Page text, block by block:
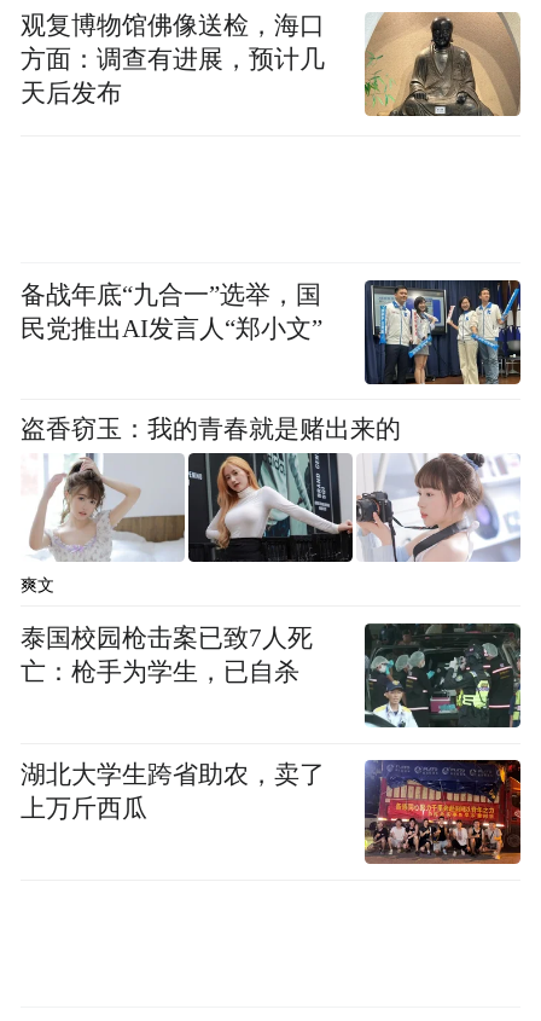
观复博物馆佛像送检，海口
方面：调查有进展，预计几
天后发布
备战年底“九合一”选举，国
民党推出AI发言人“郑小文”
盗香窃玉：我的青春就是赌出来的
爽文
泰国校园枪击案已致7人死
亡：枪手为学生，已自杀
湖北大学生跨省助农，卖了
上万斤西瓜